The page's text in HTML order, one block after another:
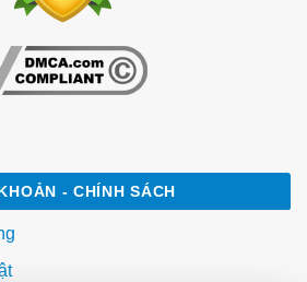
- CHÍNH SÁCH